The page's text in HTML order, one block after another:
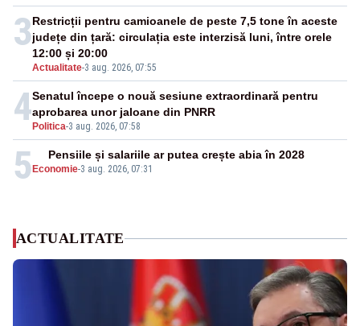
3
Actualitate-3 aug. 2026, 07:55
Restricții pentru camioanele de peste 7,5 tone în aceste
județe din țară: circulația este interzisă luni, între orele
12:00 și 20:00
4 Politica-3 aug. 2026, 07:58
Senatul începe o nouă sesiune extraordinară pentru
aprobarea unor jaloane din PNRR
5 Economie-3 aug. 2026, 07:31
Pensiile și salariile ar putea crește abia în 2028
ACTUALITATE